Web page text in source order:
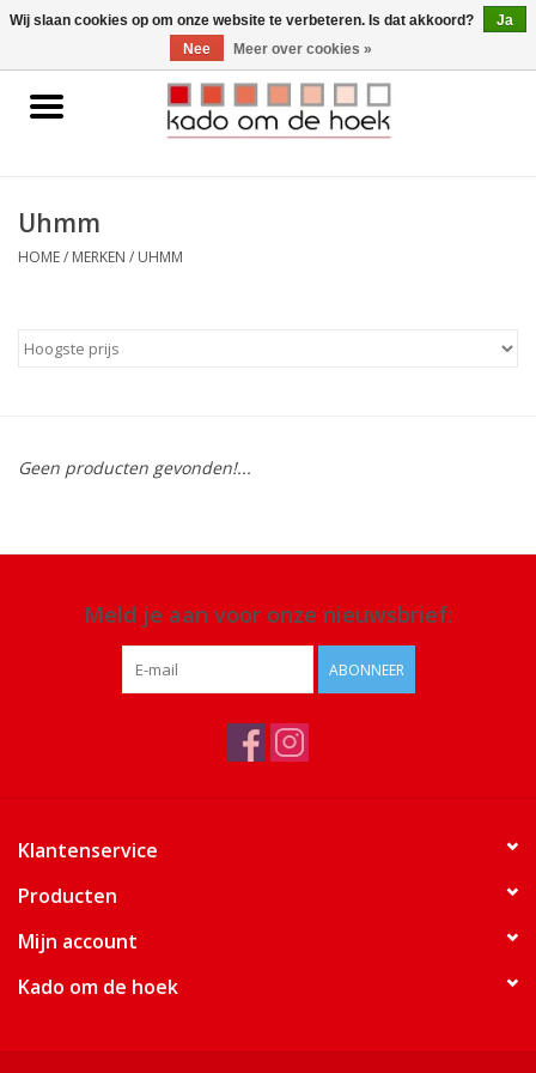
0 Artikelen - €0,00
Home
Gadgets
Uhmm
HOME/ MERKEN / UHMM
Geen producten gevonden!...
Meld je aan voor onze nieuwsbrief:
ABONNEER
Klantenservice
Producten
Mijn account
Kado om de hoek
Wij slaan cookies op om onze website te verbeteren. Is dat akkoord?
Ja
Nee
Meer over cookies »